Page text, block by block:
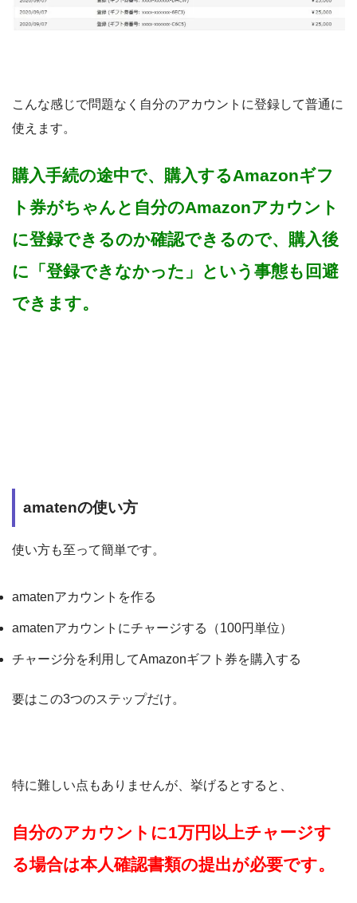
こんな感じで問題なく自分のアカウントに登録して普通に
使えます。
購入手続の途中で、購入するAmazonギフ
ト券がちゃんと自分のAmazonアカウント
に登録できるのか確認できるので、購入後
に「登録できなかった」という事態も回避
できます。
amatenの使い方
使い方も至って簡単です。
amatenアカウントを作る
amatenアカウントにチャージする（100円単位）
チャージ分を利用してAmazonギフト券を購入する
要はこの3つのステップだけ。
特に難しい点もありませんが、挙げるとすると、
自分のアカウントに1万円以上チャージす
る場合は本人確認書類の提出が必要です。